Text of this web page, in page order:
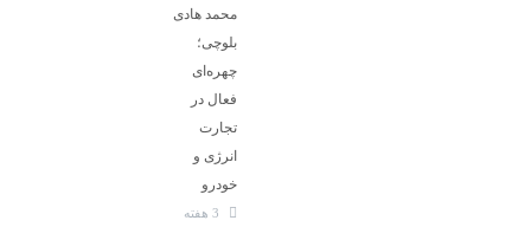
محمد هادی
بلوچی؛
چهره‌ای
فعال در
تجارت
انرژی و
خودرو